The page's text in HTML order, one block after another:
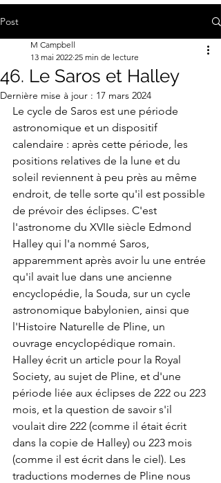
Post
46. Le Saros et Halley
M Campbell
13 mai 2022 25 min de lecture
Dernière mise à jour : 17 mars 2024
Le cycle de Saros est une période
astronomique et un dispositif
calendaire : après cette période, les
positions relatives de la lune et du
soleil reviennent à peu près au même
endroit, de telle sorte qu'il est possible
de prévoir des éclipses. C'est
l'astronome du XVIIe siècle Edmond
Halley qui l'a nommé Saros,
apparemment après avoir lu une entrée
qu'il avait lue dans une ancienne
encyclopédie, la Souda, sur un cycle
astronomique babylonien, ainsi que
l'Histoire Naturelle de Pline, un
ouvrage encyclopédique romain.
Halley écrit un article pour la Royal
Society, au sujet de Pline, et d'une
période liée aux éclipses de 222 ou 223
mois, et la question de savoir s'il
voulait dire 222 (comme il était écrit
dans la copie de Halley) ou 223 mois
(comme il est écrit dans le ciel). Les
traductions modernes de Pline nous